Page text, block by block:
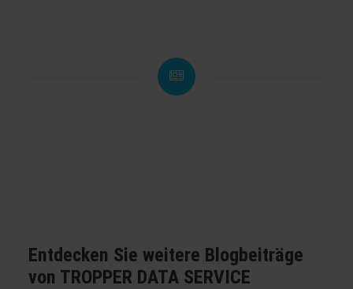
Entdecken Sie weitere Blogbeiträge
von TROPPER DATA SERVICE